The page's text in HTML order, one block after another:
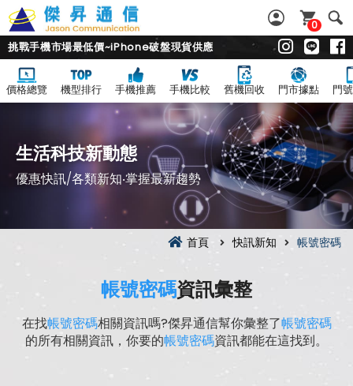
0
挑戰手機市場最低價~iPhone破盤現貨供應
價格總覽 機型排行 手機推薦 手機比較 舊機回收 門市據點 門
生活科技新動態
優惠快訊/各類新知‧掌握最新趨勢
首頁 快訊新知 帳號密碼
帳號密碼資訊彙整
在找帳號密碼相關資訊嗎?傑昇通信幫你彙整了帳號密碼
的所有相關資訊，你要的帳號密碼資訊都能在這找到。